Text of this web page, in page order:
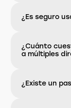
¿Es seguro
¿Cuánto
a múltiples
¿Existe un